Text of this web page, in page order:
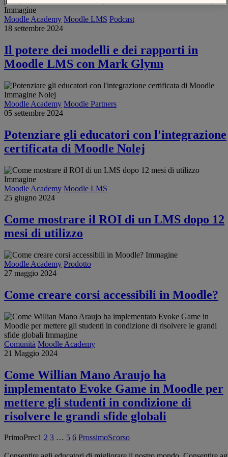
Moodle Academy Moodle LMS Podcast
18 settembre 2024
Il potere dei modelli e dei rapporti in
Moodle LMS con Mark Glynn
Moodle Academy Moodle Partners
05 settembre 2024
Potenziare gli educatori con l'integrazione
certificata di Moodle Nolej
Moodle Academy Moodle LMS
25 giugno 2024
Come mostrare il ROI di un LMS dopo 12
mesi di utilizzo
Moodle Academy Prodotto
27 maggio 2024
Come creare corsi accessibili in Moodle?
Comunità Moodle Academy
21 Maggio 2024
Come Willian Mano Araujo ha
implementato Evoke Game in Moodle per
mettere gli studenti in condizione di
risolvere le grandi sfide globali
PrimoPrec1 2 3 … 5 6 ProssimoScorso